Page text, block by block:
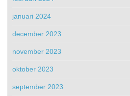
januari 2024
december 2023
november 2023
oktober 2023
september 2023